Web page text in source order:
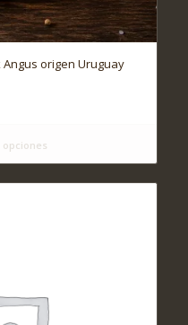
origen Uruguay